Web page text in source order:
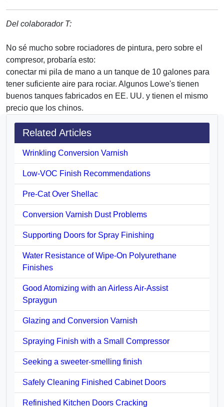
Del colaborador T:
No sé mucho sobre rociadores de pintura, pero sobre el
compresor, probaría esto:
conectar mi pila de mano a un tanque de 10 galones para
tener suficiente aire para rociar. Algunos Lowe's tienen
buenos tanques fabricados en EE. UU. y tienen el mismo
precio que los chinos.
Related Articles
Wrinkling Conversion Varnish
Low-VOC Finish Recommendations
Pre-Cat Over Shellac
Conversion Varnish Dust Problems
Supporting Doors for Spray Finishing
Water Resistance of Wipe-On Polyurethane
Finishes
Good Atomizing with an Airless Air-Assist
Spraygun
Glazing and Conversion Varnish
Spraying Finish with a Small Compressor
Seeking a sweeter-smelling finish
Safely Cleaning Finished Cabinet Doors
Refinished Kitchen Doors Cracking